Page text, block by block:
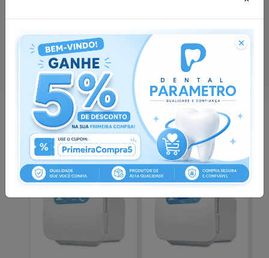
Excelente potência, alta performance e
Proporcione mais segurança e eficácia para seus
pacientes em todos os tipos de tratamento.
Você também pode gostar
desses
MEGA PROMOÇÃO NO A VISTA
-6 %
PROMOÇÃO À VISTA